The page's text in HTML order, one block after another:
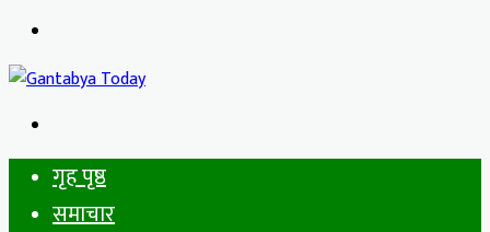
for
गृह पृष्ठ
समाचार